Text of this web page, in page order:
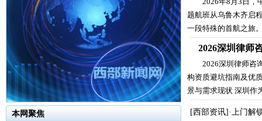
题航班从乌鲁木齐启
一段特殊的首航之旅
2026深圳律师
2026深圳律师咨
构资质避坑指南及优
景与需求现状 深圳
本网聚焦
[西部资讯]·上门解